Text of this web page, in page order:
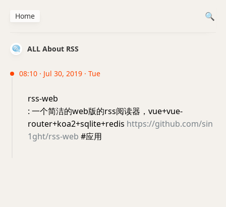
ALL About RSS
08:10 · Jul 30, 2019 · Tue
rss-web
: 一个简洁的web版的rss阅读器，vue+vue-
router+koa2+sqlite+redis https://github.com/sin
1ght/rss-web #应用
Home